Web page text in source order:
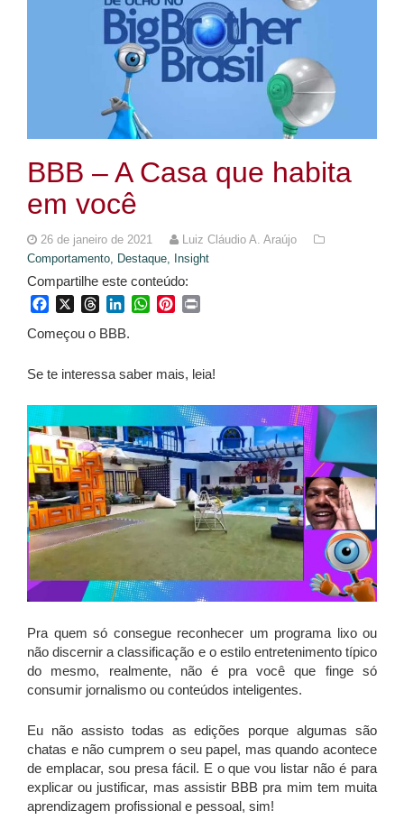
BBB – A Casa que habita
em você
26 de janeiro de 2021
Luiz Cláudio A. Araújo
Comportamento, Destaque, Insight
Compartilhe este conteúdo:
FacebookThreadsLinkedInWhatsApp
Pinterest
Começou o BBB.
Se te interessa saber mais, leia!
Pra quem só consegue reconhecer um programa lixo ou
não discernir a classificação e o estilo entretenimento típico
do mesmo, realmente, não é pra você que finge só
consumir jornalismo ou conteúdos inteligentes.
Eu não assisto todas as edições porque algumas são
chatas e não cumprem o seu papel, mas quando acontece
de emplacar, sou presa fácil. E o que vou listar não é para
explicar ou justificar, mas assistir BBB pra mim tem muita
aprendizagem profissional e pessoal, sim!